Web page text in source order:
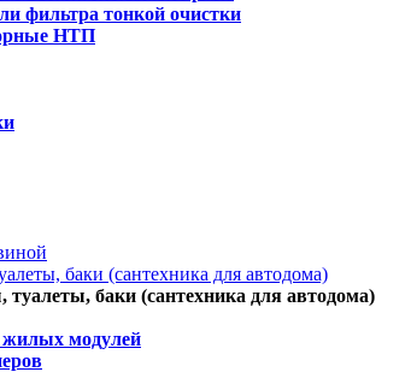
фильтра тонкой очистки
НТП
баки (сантехника для автодома)
баки (сантехника для автодома)
жилых модулей